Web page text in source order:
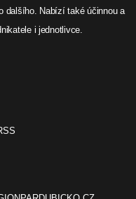
dalšího. Nabízí také účinnou a
i jednotlivce.